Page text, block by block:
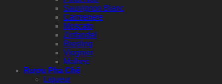
Sauvignon Blanc
Carmenere
Moscato
Zinfandel
Riesling
Viognier
Malbec
Rượu Pha Chế
Liqueur